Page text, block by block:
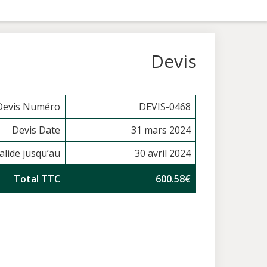
Devis
Numéro
DEVIS-0468
Devis Date
31 mars 2024
jusqu’au
30 avril 2024
Total TTC
600.58€